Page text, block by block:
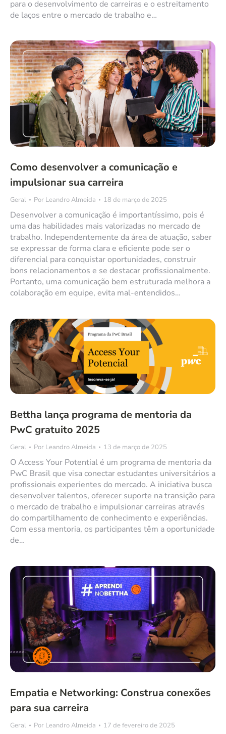
para o desenvolvimento de carreiras e o estreitamento
de laços entre o mercado de trabalho e…
Como desenvolver a comunicação e
impulsionar sua carreira
Geral Por Leandro Almeida 18 de março de 2025
Desenvolver a comunicação é importantíssimo, pois é
uma das habilidades mais valorizadas no mercado de
trabalho. Independentemente da área de atuação, saber
se expressar de forma clara e eficiente pode ser o
diferencial para conquistar oportunidades, construir
bons relacionamentos e se destacar profissionalmente.
Portanto, uma comunicação bem estruturada melhora a
colaboração em equipe, evita mal-entendidos…
Bettha lança programa de mentoria da
PwC gratuito 2025
Geral Por Leandro Almeida 13 de março de 2025
O Access Your Potential é um programa de mentoria da
PwC Brasil que visa conectar estudantes universitários a
profissionais experientes do mercado. A iniciativa busca
desenvolver talentos, oferecer suporte na transição para
o mercado de trabalho e impulsionar carreiras através
do compartilhamento de conhecimento e experiências.
Com essa mentoria, os participantes têm a oportunidade
de…
Empatia e Networking: Construa conexões
para sua carreira
Geral Por Leandro Almeida 17 de fevereiro de 2025